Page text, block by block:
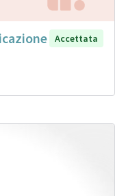
Accettata